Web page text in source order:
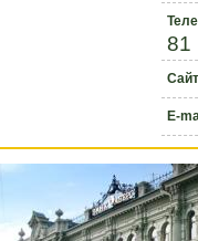
81
E-